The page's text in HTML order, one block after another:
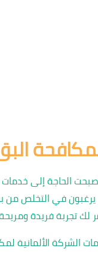
أصبحت الحاجة إلى
يرغبون في التخلص
لك تجربة فريدة
الألمانية